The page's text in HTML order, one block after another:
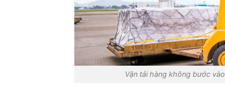
Vận tải hàng không bước